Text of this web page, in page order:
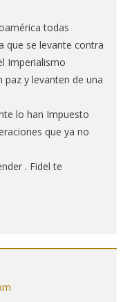
todas
que se levante contra
Imperialismo
paz y levanten de una
lo han Impuesto
que ya no
. Fidel te